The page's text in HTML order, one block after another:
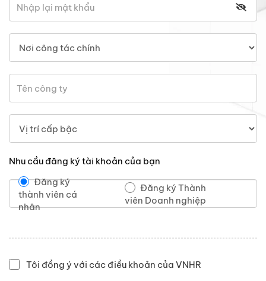
Nhu cầu đăng ký tài khoản của bạn
Đăng ký
thành viên cá
nhân
Đăng ký Thành
viên Doanh nghiệp
Tôi đồng ý với các điều khoản của VNHR